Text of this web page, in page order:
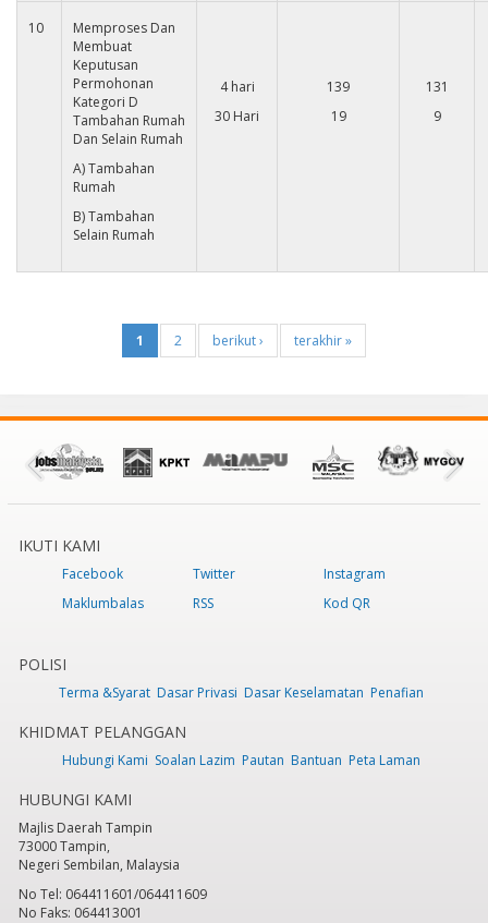
10
Memproses Dan
Membuat
Keputusan
Permohonan
Kategori D
Tambahan Rumah
Dan Selain Rumah
A) Tambahan
Rumah
B) Tambahan
Selain Rumah
4 hari
30 Hari
139
19
131
9
1 2 berikut › terakhir »
IKUTI KAMI
Facebook Twitter
Instagram
Maklumbalas
RSS Kod QR
POLISI
Terma &Syarat Dasar Privasi Dasar Keselamatan Penafian
KHIDMAT PELANGGAN
Hubungi Kami Soalan Lazim Pautan Bantuan Peta Laman
HUBUNGI KAMI
Majlis Daerah Tampin
73000 Tampin,
Negeri Sembilan, Malaysia
No Tel: 064411601/064411609
No Faks: 064413001